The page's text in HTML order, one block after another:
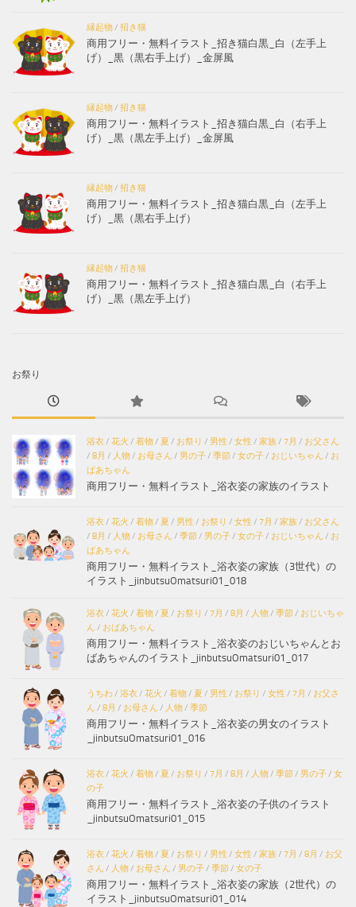
縁起物 / 招き猫
商用フリー・無料イラスト_招き猫白黒_白（左手上
げ）_黒（黒右手上げ）_金屏風
縁起物 / 招き猫
商用フリー・無料イラスト_招き猫白黒_白（右手上
げ）_黒（黒左手上げ）_金屏風
縁起物 / 招き猫
商用フリー・無料イラスト_招き猫白黒_白（左手上
げ）_黒（黒右手上げ）
縁起物 / 招き猫
商用フリー・無料イラスト_招き猫白黒_白（右手上
げ）_黒（黒左手上げ）
お祭り
浴衣 / 花火 / 着物 / 夏 / お祭り / 男性 / 女性 / 家族 / 7月 / お父さん
/ 8月 / 人物 / お母さん / 男の子 / 季節 / 女の子 / おじいちゃん / お
ばあちゃん
商用フリー・無料イラスト_浴衣姿の家族のイラスト
浴衣 / 花火 / 着物 / 夏 / 男性 / お祭り / 女性 / 7月 / 家族 / お父さん
/ 8月 / 人物 / お母さん / 季節 / 男の子 / 女の子 / おじいちゃん / お
ばあちゃん
商用フリー・無料イラスト_浴衣姿の家族（3世代）の
イラスト_jinbutsuOmatsuri01_018
浴衣 / 花火 / 着物 / 夏 / お祭り / 7月 / 8月 / 人物 / 季節 / おじいちゃ
ん / おばあちゃん
商用フリー・無料イラスト_浴衣姿のおじいちゃんとお
ばあちゃんのイラスト_jinbutsuOmatsuri01_017
うちわ / 浴衣 / 花火 / 着物 / 夏 / 男性 / お祭り / 女性 / 7月 / お父さ
ん / 8月 / お母さん / 人物 / 季節
商用フリー・無料イラスト_浴衣姿の男女のイラスト
_jinbutsuOmatsuri01_016
浴衣 / 花火 / 着物 / 夏 / お祭り / 7月 / 8月 / 人物 / 季節 / 男の子 / 女
の子
商用フリー・無料イラスト_浴衣姿の子供のイラスト
_jinbutsuOmatsuri01_015
浴衣 / 花火 / 着物 / 夏 / お祭り / 男性 / 女性 / 家族 / 7月 / 8月 / お父
さん / 人物 / お母さん / 男の子 / 季節 / 女の子
商用フリー・無料イラスト_浴衣姿の家族（2世代）の
イラスト_jinbutsuOmatsuri01_014